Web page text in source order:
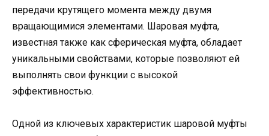
передачи крутящего момента между двумя
вращающимися элементами. Шаровая муфта,
известная также как сферическая муфта, обладает
уникальными свойствами, которые позволяют ей
выполнять свои функции с высокой
эффективностью.
Одной из ключевых характеристик шаровой муфты